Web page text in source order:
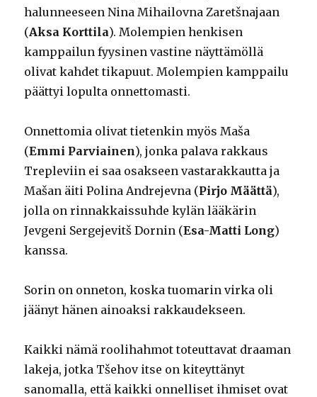
halunneeseen Nina Mihailovna Zaretšnajaan
(Aksa Korttila). Molempien henkisen
kamppailun fyysinen vastine näyttämöllä
olivat kahdet tikapuut. Molempien kamppailu
päättyi lopulta onnettomasti.
Onnettomia olivat tietenkin myös Maša
(Emmi Parviainen), jonka palava rakkaus
Trepleviin ei saa osakseen vastarakkautta ja
Mašan äiti Polina Andrejevna (Pirjo Määttä),
jolla on rinnakkaissuhde kylän lääkärin
Jevgeni Sergejevitš Dornin (Esa-Matti Long)
kanssa.
Sorin on onneton, koska tuomarin virka oli
jäänyt hänen ainoaksi rakkaudekseen.
Kaikki nämä roolihahmot toteuttavat draaman
lakeja, jotka Tšehov itse on kiteyttänyt
sanomalla, että kaikki onnelliset ihmiset ovat